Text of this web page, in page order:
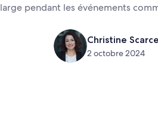
large pendant les événements
Christine Scarce
2 octobre 2024